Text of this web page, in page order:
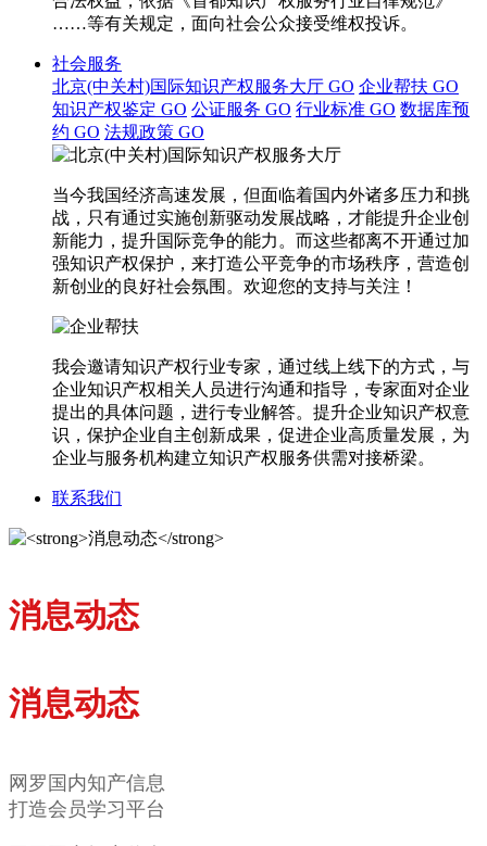
……等有关规定，面向社会公众接受维权投诉。
社会服务
北京(中关村)国际知识产权服务大厅 GO 企业帮扶 GO
知识产权鉴定 GO 公证服务 GO 行业标准 GO 数据库预
约 GO 法规政策 GO
当今我国经济高速发展，但面临着国内外诸多压力和挑
战，只有通过实施创新驱动发展战略，才能提升企业创
新能力，提升国际竞争的能力。而这些都离不开通过加
强知识产权保护，来打造公平竞争的市场秩序，营造创
新创业的良好社会氛围。欢迎您的支持与关注！
我会邀请知识产权行业专家，通过线上线下的方式，与
企业知识产权相关人员进行沟通和指导，专家面对企业
提出的具体问题，进行专业解答。提升企业知识产权意
识，保护企业自主创新成果，促进企业高质量发展，为
企业与服务机构建立知识产权服务供需对接桥梁。
联系我们
消息动态
消息动态
网罗国内知产信息
打造会员学习平台